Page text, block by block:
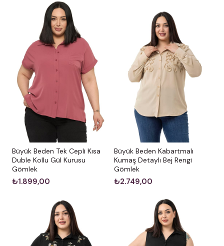
Büyük Beden Tek Cepli Kısa
Duble Kollu Gül Kurusu
Gömlek
₺1.899,00
Büyük Beden Kabartmalı
Kumaş Detaylı Bej Rengi
Gömlek
₺2.749,00